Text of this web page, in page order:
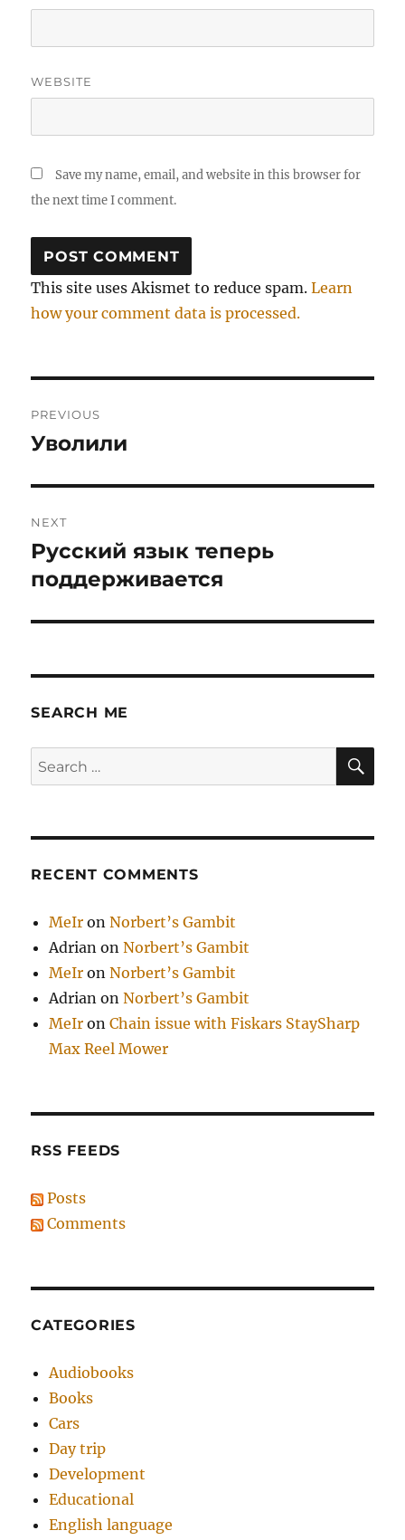
WEBSITE
Save my name, email, and website in this browser for
the next time I comment.
This site uses Akismet to reduce spam.Learn
how your comment data is processed.
navigation
PREVIOUS
Previous
Уволили
NEXT
Next
post:
Русский язык теперь
поддерживается
SEARCH ME
Search
for:
RECENT COMMENTS
MeIr onNorbert’s Gambit
Adrian onNorbert’s Gambit
MeIr onNorbert’s Gambit
Adrian onNorbert’s Gambit
MeIr onChain issue with Fiskars StaySharp
Max Reel Mower
RSS FEEDS
Posts
Comments
CATEGORIES
Audiobooks
Books
Cars
Day trip
Development
Educational
English language